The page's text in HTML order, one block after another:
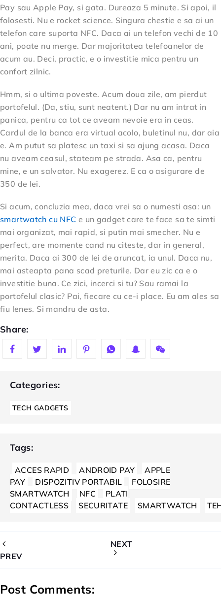
Pay sau Apple Pay, si gata. Dureaza 5 minute. Si apoi, il
folosesti. Nu e rocket science. Singura chestie e sa ai un
telefon care suporta NFC. Daca ai un telefon vechi de 10
ani, poate nu merge. Dar majoritatea telefoanelor de
acum au. Deci, practic, e o investitie mica pentru un
confort zilnic.
Hmm, si o ultima poveste. Acum doua zile, am pierdut
portofelul. (Da, stiu, sunt neatent.) Dar nu am intrat in
panica, pentru ca tot ce aveam nevoie era in ceas.
Cardul de la banca era virtual acolo, buletinul nu, dar aia
e. Am putut sa platesc un taxi si sa ajung acasa. Daca
nu aveam ceasul, stateam pe strada. Asa ca, pentru
mine, e un salvator. Nu exagerez. E ca o asigurare de
350 de lei.
Si acum, concluzia mea, daca vrei sa o numesti asa: un
smartwatch cu NFC e un gadget care te face sa te simti
mai organizat, mai rapid, si putin mai smecher. Nu e
perfect, are momente cand nu citeste, dar in general,
merita. Daca ai 300 de lei de aruncat, ia unul. Daca nu,
mai asteapta pana scad preturile. Dar eu zic ca e o
investitie buna. Ce zici, incerci si tu? Sau ramai la
portofelul clasic? Pai, fiecare cu ce-i place. Eu am ales sa
fiu lenes. Si mandru de asta.
Share:
Categories:
TECH GADGETS
Tags:
ACCES RAPID ANDROID PAY
APPLE
PAY
DISPOZITIV PORTABIL
FOLOSIRE
SMARTWATCH
NFC
PLATI
CONTACTLESS
SECURITATE SMARTWATCH
PREV
NEXT
Post Comments: